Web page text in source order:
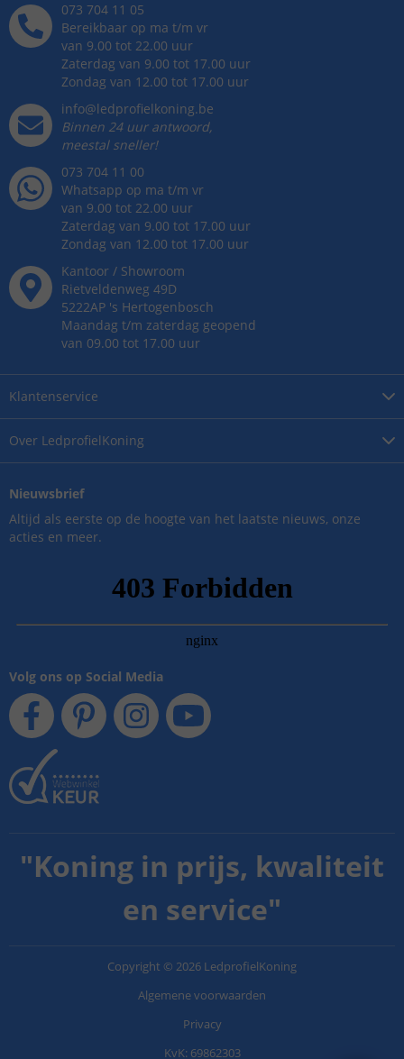
Over LedprofielKoning
Klantenservice
073 704 11 05
Bereikbaar op ma t/m vr
van 9.00 tot 22.00 uur
Zaterdag van 9.00 tot 17.00 uur
Zondag van 12.00 tot 17.00 uur
info@ledprofielkoning.be
Binnen 24 uur antwoord,
meestal sneller!
073 704 11 00
Whatsapp op ma t/m vr
van 9.00 tot 22.00 uur
Zaterdag van 9.00 tot 17.00 uur
Zondag van 12.00 tot 17.00 uur
Kantoor / Showroom
Rietveldenweg 49D
5222AP 's Hertogenbosch
Maandag t/m zaterdag geopend
van 09.00 tot 17.00 uur
Nieuwsbrief
Altijd als eerste op de hoogte van het laatste nieuws, onze
acties en meer.
Volg ons op Social Media
"Koning in prijs, kwaliteit
en service"
Copyright © 2026 LedprofielKoning
Algemene voorwaarden
Privacy
KvK: 69862303